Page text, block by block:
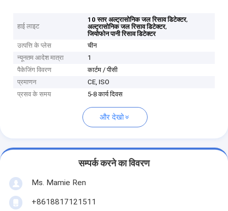
हाई लाइट
10 स्तर अल्ट्रासोनिक जल रिसाव डिटेक्टर,
अल्ट्रासोनिक जल रिसाव डिटेक्टर,
जियोफोन पानी रिसाव डिटेक्टर
उत्पत्ति के प्लेस
चीन
न्यूनतम आदेश मात्रा
1
पैकेजिंग विवरण
कार्टम / पीसी
प्रमाणन
CE, ISO
प्रसव के समय
5-8 कार्य दिवस
और देखो
सम्पर्क करने का विवरण
Ms. Mamie Ren
+8618817121511